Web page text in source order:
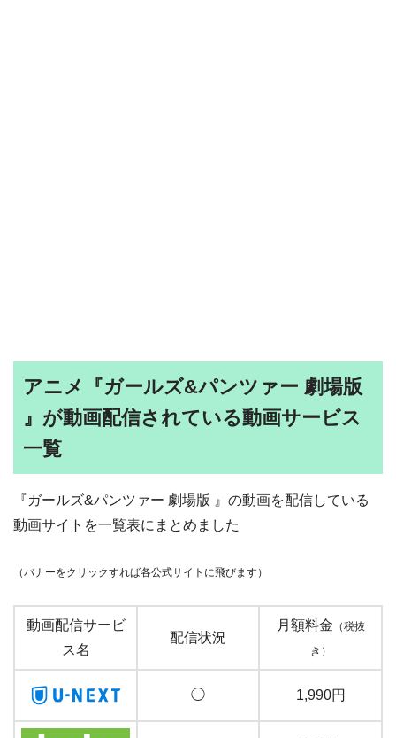
アニメ『ガールズ&パンツァー 劇場版
』が動画配信されている動画サービス
一覧
『ガールズ&パンツァー 劇場版 』の動画を配信している
動画サイトを一覧表にまとめました
（バナーをクリックすれば各公式サイトに飛びます）
動画配信サービ
ス名
配信状況
月額料金 （税抜
き）
◯ 1,990円